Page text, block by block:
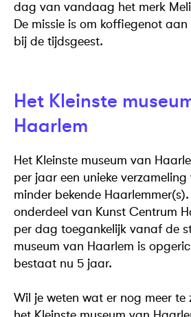
dag van vandaag het merk
De missie is om koffiegenot
bij de tijdsgeest.
Het Kleinste
Haarlem
Het Kleinste museum van
per jaar een unieke verzameling
minder bekende
onderdeel van Kunst Centrum
per dag toegankelijk vanaf de
museum van Haarlem is
bestaat nu 5 jaar.
Wil je weten wat er nog meer te